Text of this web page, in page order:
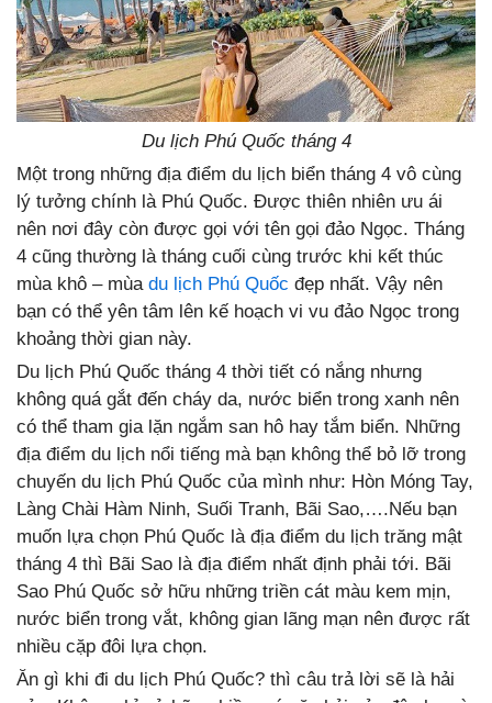
Du lịch Phú Quốc tháng 4
Một trong những địa điểm du lịch biển tháng 4 vô cùng
lý tưởng chính là Phú Quốc. Được thiên nhiên ưu ái
nên nơi đây còn được gọi với tên gọi đảo Ngọc. Tháng
4 cũng thường là tháng cuối cùng trước khi kết thúc
mùa khô – mùa du lịch Phú Quốc đẹp nhất. Vậy nên
bạn có thể yên tâm lên kế hoạch vi vu đảo Ngọc trong
khoảng thời gian này.
Du lịch Phú Quốc tháng 4 thời tiết có nắng nhưng
không quá gắt đến cháy da, nước biển trong xanh nên
có thể tham gia lặn ngắm san hô hay tắm biển. Những
địa điểm du lịch nổi tiếng mà bạn không thể bỏ lỡ trong
chuyến du lịch Phú Quốc của mình như: Hòn Móng Tay,
Làng Chài Hàm Ninh, Suối Tranh, Bãi Sao,….Nếu bạn
muốn lựa chọn Phú Quốc là địa điểm du lịch trăng mật
tháng 4 thì Bãi Sao là địa điểm nhất định phải tới. Bãi
Sao Phú Quốc sở hữu những triền cát màu kem mịn,
nước biển trong vắt, không gian lãng mạn nên được rất
nhiều cặp đôi lựa chọn.
Ăn gì khi đi du lịch Phú Quốc? thì câu trả lời sẽ là hải